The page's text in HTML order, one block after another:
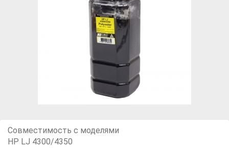
Совместимость с моделями
HP LJ 4300/4350